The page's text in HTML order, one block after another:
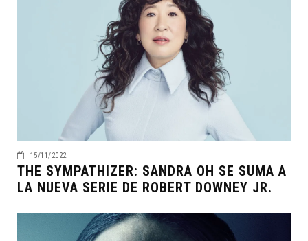
15/11/2022
THE SYMPATHIZER: SANDRA OH SE SUMA A
LA NUEVA SERIE DE ROBERT DOWNEY JR.